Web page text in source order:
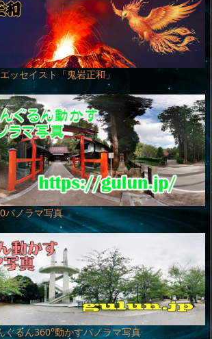
ッセイスト「鬼岩正和」
パノラマ写真
ぐるん360°動かすパノラマ写真